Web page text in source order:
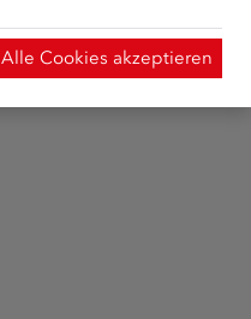
Alle Cookies akzeptieren